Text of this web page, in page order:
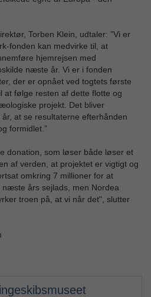
Torben Klein, udtaler: ”Vi er
fonden kan medvirke til, at
hjemrejsen med
næste år. Vi er i fonden
der er opnået ved togtets første
følge resten af dette flotte og
projekt. Det bliver
at se resultaterne efterhånden
formidlet.”
donation, som løser både løser et
af verden, at projektet er vigtigt og
omkring 7 millioner for at
års sejlads, men Nordea
troen på, at vi når det", slutter